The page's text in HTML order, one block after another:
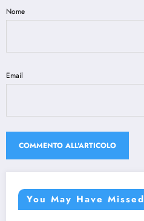
Nome
Email
You May Have Missed